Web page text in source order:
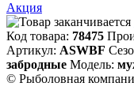
Акция
Код товара: 78475
Артикул: ASWBF
забродные Модель:
© Рыболовная